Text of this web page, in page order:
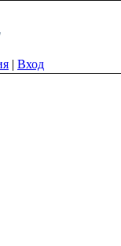
| Вход